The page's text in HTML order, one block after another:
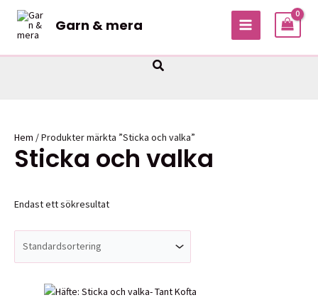
Hoppa
innehåll
Garn & mera
MAIN
Sök
Hem / Produkter märkta ”Sticka och valka”
Sticka och valka
Endast ett sökresultat